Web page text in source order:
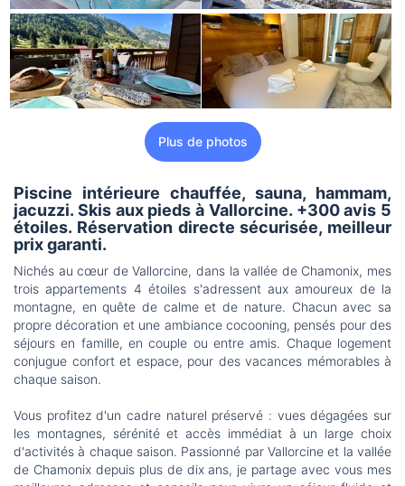
Plus de photos
Piscine intérieure chauffée, sauna, hammam,
jacuzzi. Skis aux pieds à Vallorcine. +300 avis 5
étoiles. Réservation directe sécurisée, meilleur
prix garanti.
Nichés au cœur de Vallorcine, dans la vallée de Chamonix, mes
trois appartements 4 étoiles s'adressent aux amoureux de la
montagne, en quête de calme et de nature. Chacun avec sa
propre décoration et une ambiance cocooning, pensés pour des
séjours en famille, en couple ou entre amis. Chaque logement
conjugue confort et espace, pour des vacances mémorables à
chaque saison.
Vous profitez d'un cadre naturel préservé : vues dégagées sur
les montagnes, sérénité et accès immédiat à un large choix
d'activités à chaque saison. Passionné par Vallorcine et la vallée
de Chamonix depuis plus de dix ans, je partage avec vous mes